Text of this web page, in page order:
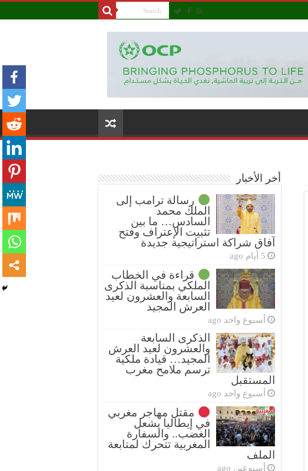
أخر الأخبار
رسالة ترامب إلى
الملك محمد
السادس… ما بين
تثبيت الإعتراف وفتح
آفاق شراكة استراتيجية جديدة
5 أيام ago
قراءة في الخطاب
الملكي بمناسبة الذكرى
السابعة والعشرون لعيد
العرش المجيد
أسبوع واحد ago
الذكرى السابعة
والعشرون لعيد العرش
المجيد… قيادة ملكية
ترسم ملامح مغرب
المستقبل
أسبوع واحد ago
مقتل مهاجر مغربي
في إيطاليا يشعل
الغضب.. والسفارة
المغربية تتحرك لمتابعة
الملف
أسبوعين ago